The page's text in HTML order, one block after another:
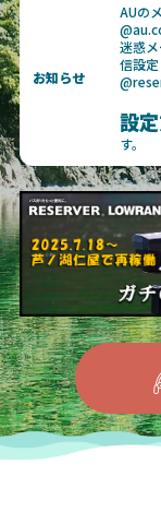
お知らせ
AUの
迷惑
信設定
設
す。